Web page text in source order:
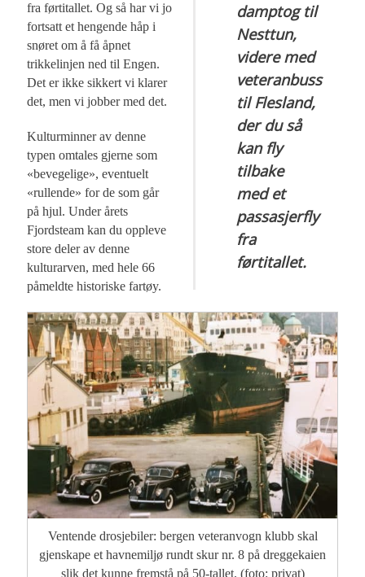
damptog til
Nesttun,
videre med
veteranbuss
til Flesland,
der du så
kan fly
tilbake
med et
passasjerfly
fra
førtitallet.
fra førtitallet. Og så har vi jo
fortsatt et hengende håp i
snøret om å få åpnet
trikkelinjen ned til Engen.
Det er ikke sikkert vi klarer
det, men vi jobber med det.
Kulturminner av denne
typen omtales gjerne som
«bevegelige», eventuelt
«rullende» for de som går
på hjul. Under årets
Fjordsteam kan du oppleve
store deler av denne
kulturarven, med hele 66
påmeldte historiske fartøy.
Ventende drosjebiler: bergen veteranvogn klubb skal
gjenskape et havnemiljø rundt skur nr. 8 på dreggekaien
slik det kunne fremstå på 50-tallet. (foto: privat)